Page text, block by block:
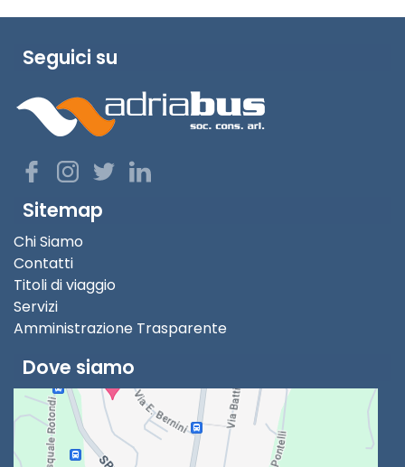
Seguici su
Sitemap
Chi Siamo
Contatti
Titoli di viaggio
Servizi
Amministrazione Trasparente
Dove siamo